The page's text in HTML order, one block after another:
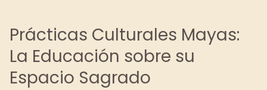
Prácticas Culturales Mayas:
La Educación sobre su
Espacio Sagrado